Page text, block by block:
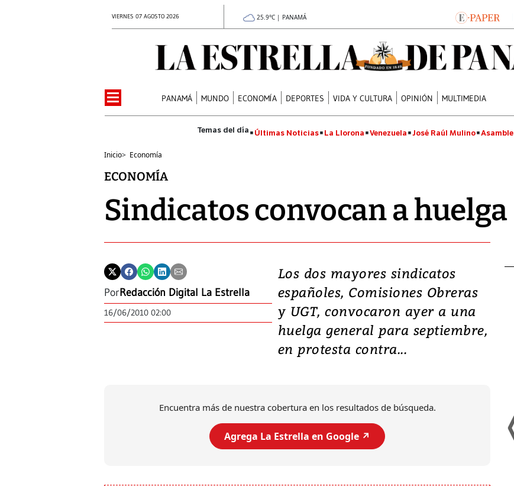
VIERNES 07 AGOSTO 2026 25.9°C | PANAMÁ
PANAMÁ MUNDO ECONOMÍA DEPORTES VIDA Y CULTURA OPINIÓN MULTIMEDIA
Últimas Noticias La Llorona Venezuela José Raúl Mulino
Inicio> Economía
ECONOMÍA
Sindicatos convocan a huelga
PorRedacción Digital La Estrella
16/06/2010 02:00
Los dos mayores sindicatos
españoles, Comisiones Obreras
y UGT, convocaron ayer a una
huelga general para septiembre,
en protesta contra...
Encuentra más de nuestra cobertura en los resultados de búsqueda.
Agrega La Estrella en Google ↗️
Video: Lula lanza su
candidatura con
promesas de inversión
en defensa, educación y
tierras raras